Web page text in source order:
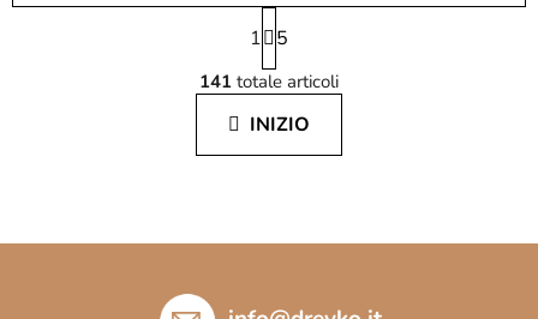
C
o
n
t
r
l
P
a
g
i
a
z
e
1 5
141 totale articoli
INIZIO